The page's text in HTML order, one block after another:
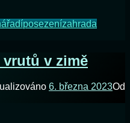
posezenízahrada
v zimě
6. března 2023Od